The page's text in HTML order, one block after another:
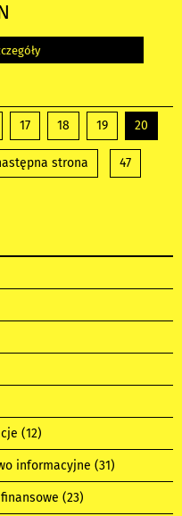
17 18 19 20
strona 47
(12)
informacyjne (31)
(23)